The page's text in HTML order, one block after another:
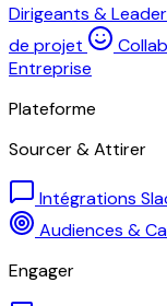
Dirigeants &
de projet
Entreprise
Plateforme
Sourcer & Attirer
Intégrations
Audiences &
Engager